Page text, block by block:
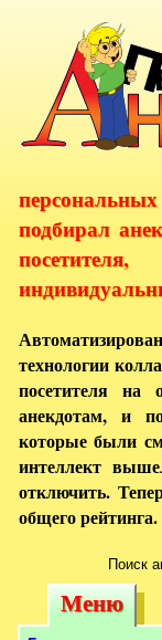
подбирал
технологии
посетителя на
анекдотам, и
которые были
интеллект
отключить.
общего рейтинга.
Поиск
Меню
Меню